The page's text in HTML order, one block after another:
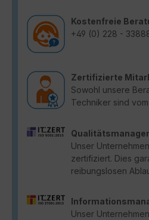
Kostenfreie
+49 (0) 228 -
Zertifizierte
Sowohl unsere
Techniker sind
Unser
zertifiziert. Dies
reibungslosen
Unser